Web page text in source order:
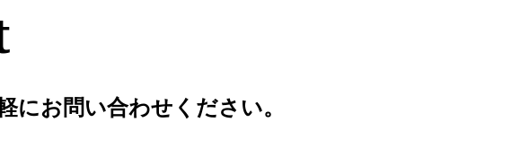
にお問い合わせください。